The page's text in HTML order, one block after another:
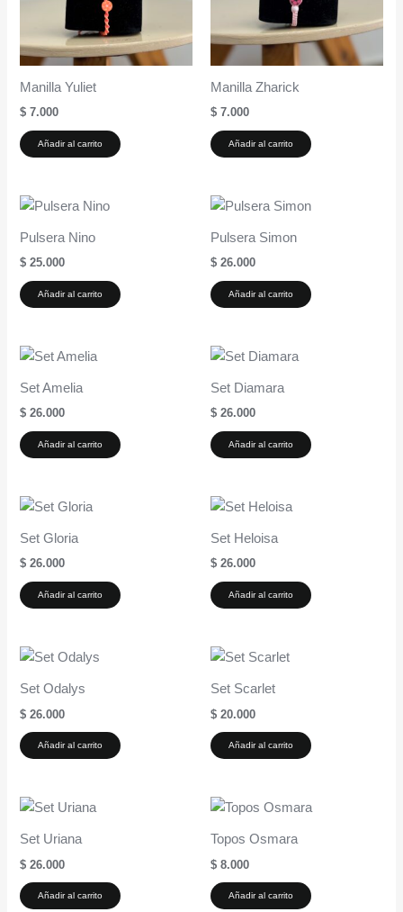
Manilla Yuliet
$ 7.000
Añadir al carrito
Manilla Zharick
$ 7.000
Añadir al carrito
Pulsera Nino
$ 25.000
Añadir al carrito
Pulsera Simon
$ 26.000
Añadir al carrito
Set Amelia
$ 26.000
Añadir al carrito
Set Diamara
$ 26.000
Añadir al carrito
Set Gloria
$ 26.000
Añadir al carrito
Set Heloisa
$ 26.000
Añadir al carrito
Set Odalys
$ 26.000
Añadir al carrito
Set Scarlet
$ 20.000
Añadir al carrito
Set Uriana
$ 26.000
Añadir al carrito
Topos Osmara
$ 8.000
Añadir al carrito